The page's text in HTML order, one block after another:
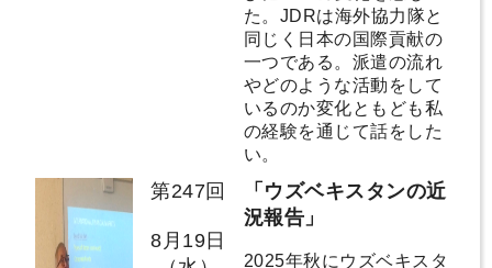
た。JDRは海外協力隊と
同じく日本の国際貢献の
一つである。派遣の流れ
やどのような活動をして
いるのか変化ともども私
の経験を通じて話をした
い。
第247回
8月19日
「ウズベキスタンの近
況報告」
2025年秋にウズベキスタ